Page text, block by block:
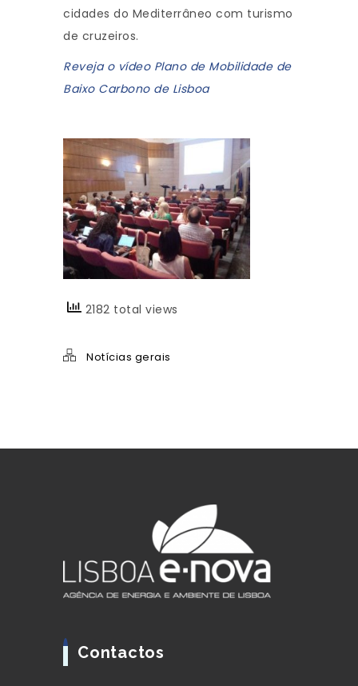
cidades do Mediterrâneo com turismo
de cruzeiros.
Reveja o vídeo Plano de Mobilidade de
Baixo Carbono de Lisboa
2182 total views
Notícias gerais
Contactos